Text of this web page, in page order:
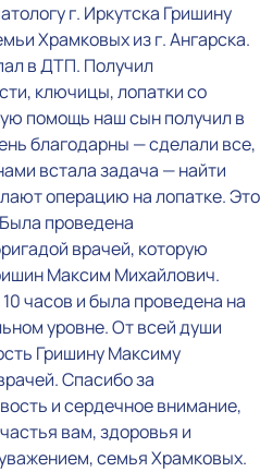
г. Иркутска Гришину
Храмковых из г. Ангарска.
в ДТП. Получил
ключицы, лопатки со
помощь наш сын получил в
благодарны — сделали все,
встала задача — найти
операцию на лопатке. Это
проведена
врачей, которую
Максим Михайлович.
часов и была проведена на
уровне. От всей души
Гришину Максиму
Спасибо за
и сердечное внимание,
вам, здоровья и
семья Храмковых.